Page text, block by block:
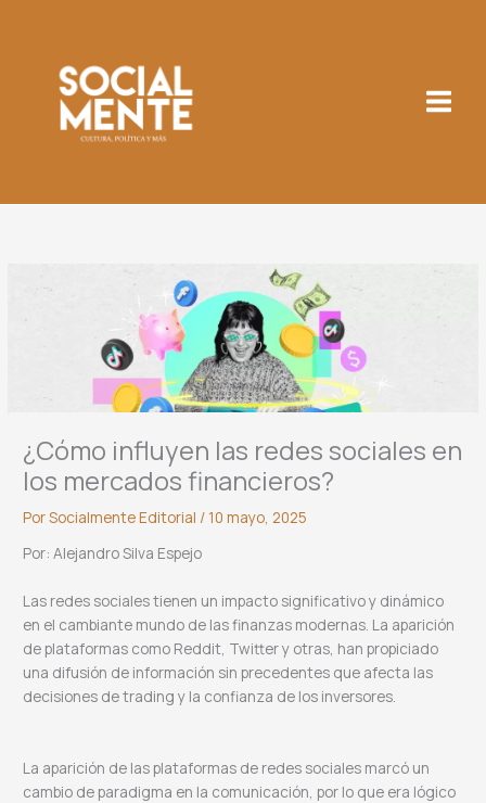
¿Cómo influyen las redes sociales en
los mercados financieros?
PorSocialmente Editorial / 10 mayo, 2025
Por: Alejandro Silva Espejo
Las redes sociales tienen un impacto significativo y dinámico
en el cambiante mundo de las finanzas modernas. La aparición
de plataformas como Reddit, Twitter y otras, han propiciado
una difusión de información sin precedentes que afecta las
decisiones de trading y la confianza de los inversores.
La aparición de las plataformas de redes sociales marcó un
cambio de paradigma en la comunicación, por lo que era lógico